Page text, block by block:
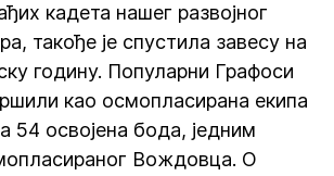
кадета нашег развојног
такође је спустила завесу на
годину. Популарни Графоси
као осмопласирана екипа
54 освојена бода, једним
Вождовца. О